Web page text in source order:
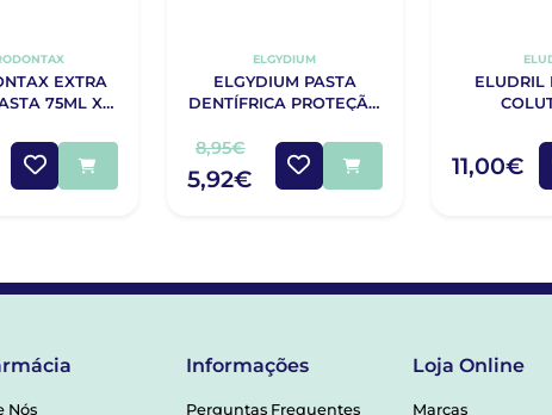
EXTRA
75ML X2
ELGYDIUM
ELGYDIUM PASTA
DENTÍFRICA PROTEÇÃO
8,95€
5,92€
ELUDRIL
11,00€
Nós
Informações
Perguntas Frequentes
Loja Online
Marcas